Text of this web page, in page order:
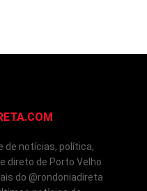
de notícias, política,
direto de Porto Velho
do @rondoniadireta